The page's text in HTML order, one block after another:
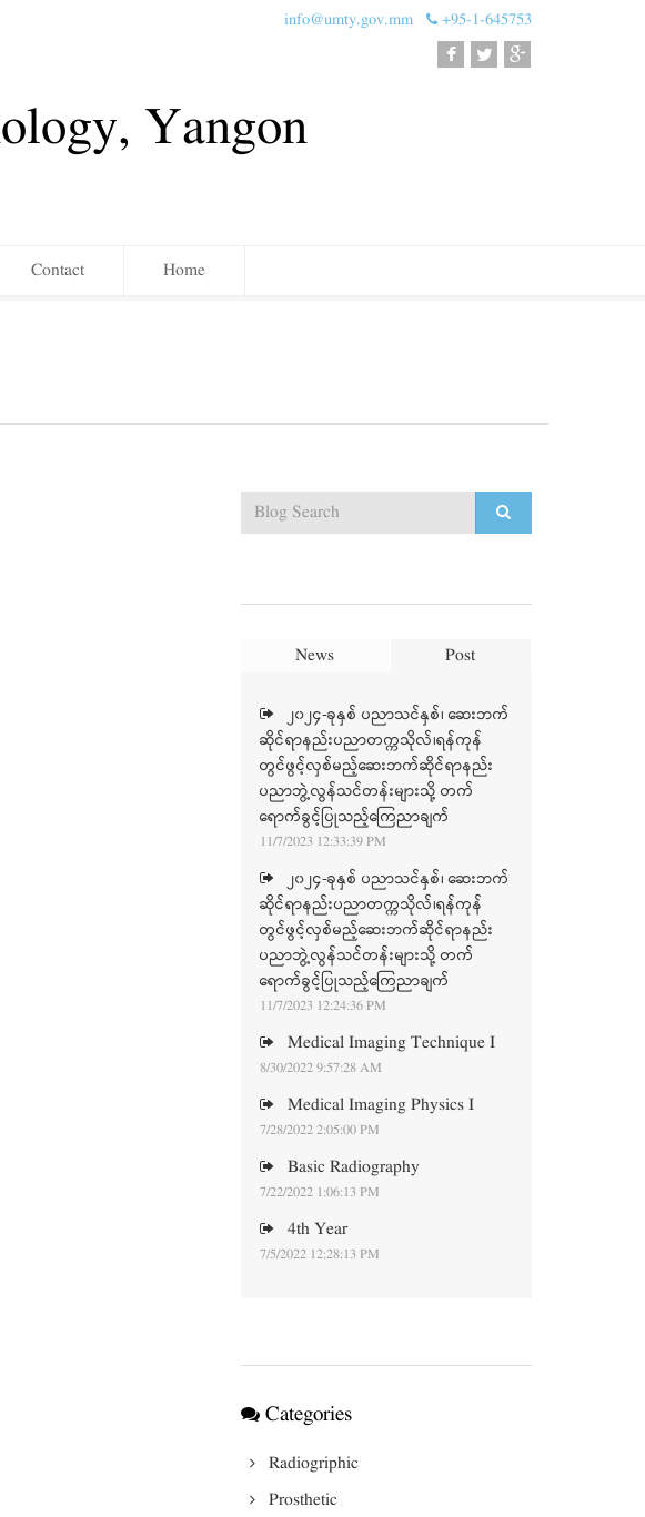
info@umty.gov.mm +95-1-645753
Yangon
Contact Home
News Post
၂၀၂၄-ခုနှစ် ပညာသင်နှစ်၊ ဆေးဘက်
ဆိုင်ရာနည်းပညာတက္ကသိုလ်၊ရန်ကုန်
တွင်ဖွင့်လှစ်မည့်ဆေးဘက်ဆိုင်ရာနည်း
ပညာဘွဲ့လွန်သင်တန်းများသို့ တက်
ရောက်ခွင့်ပြုသည့်ကြေညာချက်
11/7/2023 12:33:39 PM
၂၀၂၄-ခုနှစ် ပညာသင်နှစ်၊ ဆေးဘက်
ဆိုင်ရာနည်းပညာတက္ကသိုလ်၊ရန်ကုန်
တွင်ဖွင့်လှစ်မည့်ဆေးဘက်ဆိုင်ရာနည်း
ပညာဘွဲ့လွန်သင်တန်းများသို့ တက်
ရောက်ခွင့်ပြုသည့်ကြေညာချက်
11/7/2023 12:24:36 PM
Medical Imaging Technique I
8/30/2022 9:57:28 AM
Medical Imaging Physics I
7/28/2022 2:05:00 PM
Basic Radiography
7/22/2022 1:06:13 PM
4th Year
7/5/2022 12:28:13 PM
Categories
Radiogriphic
Prosthetic